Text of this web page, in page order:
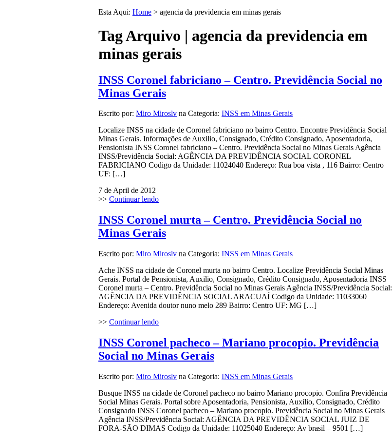
Esta Aqui: Home > agencia da previdencia em minas gerais
Tag Arquivo | agencia da previdencia em
minas gerais
INSS Coronel fabriciano – Centro. Previdência Social no
Minas Gerais
Escrito por: Miro Miroslv na Categoria: INSS em Minas Gerais
Localize INSS na cidade de Coronel fabriciano no bairro Centro. Encontre Previdência Social
Minas Gerais. Informações de Auxilio, Consignado, Crédito Consignado, Aposentadoria,
Pensionista INSS Coronel fabriciano – Centro. Previdência Social no Minas Gerais Agência
INSS/Previdência Social: AGÊNCIA DA PREVIDÊNCIA SOCIAL CORONEL
FABRICIANO Codigo da Unidade: 11024040 Endereço: Rua boa vista , 116 Bairro: Centro
UF: […]
7 de April de 2012
>> Continuar lendo
INSS Coronel murta – Centro. Previdência Social no
Minas Gerais
Escrito por: Miro Miroslv na Categoria: INSS em Minas Gerais
Ache INSS na cidade de Coronel murta no bairro Centro. Localize Previdência Social Minas
Gerais. Portal de Pensionista, Auxilio, Consignado, Crédito Consignado, Aposentadoria INSS
Coronel murta – Centro. Previdência Social no Minas Gerais Agência INSS/Previdência Social:
AGÊNCIA DA PREVIDÊNCIA SOCIAL ARACUAÍ Codigo da Unidade: 11033060
Endereço: Avenida doutor nuno melo 289 Bairro: Centro UF: MG […]
>> Continuar lendo
INSS Coronel pacheco – Mariano procopio. Previdência
Social no Minas Gerais
Escrito por: Miro Miroslv na Categoria: INSS em Minas Gerais
Busque INSS na cidade de Coronel pacheco no bairro Mariano procopio. Confira Previdência
Social Minas Gerais. Portal sobre Aposentadoria, Pensionista, Auxilio, Consignado, Crédito
Consignado INSS Coronel pacheco – Mariano procopio. Previdência Social no Minas Gerais
Agência INSS/Previdência Social: AGÊNCIA DA PREVIDÊNCIA SOCIAL JUIZ DE
FORA-SÃO DIMAS Codigo da Unidade: 11025040 Endereço: Av brasil – 9501 […]